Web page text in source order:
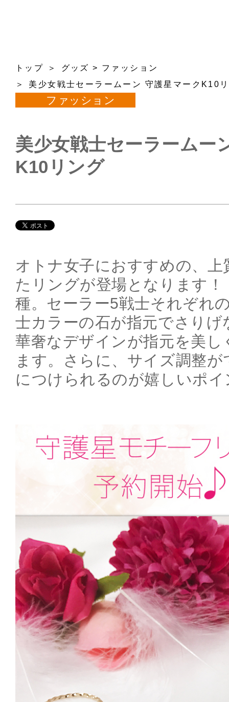
トップ グッズ > ファッション
美少女戦士セーラームーン 守護星マークK10
ファッション
美少女戦士セーラームー
K10リング
オトナ女子におすすめの、
たリングが登場となります
種。セーラー5戦士それぞれ
士カラーの石が指元でさりげ
華奢なデザインが指元を美
ます。さらに、サイズ調整
につけられるのが嬉しいポイ